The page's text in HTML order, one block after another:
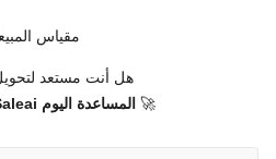
✅ مقياس
هل أنت مستعد
استكشف كيف يمكن ل Saleai المساعدة اليوم 🚀